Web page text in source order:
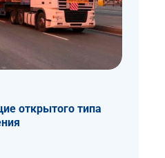
открытого типа